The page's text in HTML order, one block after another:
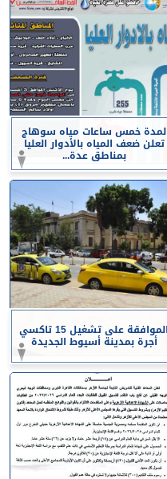
لمدة خمس ساعات مياه سوهاج
تعلن ضعف المياه بالأدوار العليا
بمناطق عدة...
الموافقة على تشغيل 15 تاكسي
أجرة بمدينة أسيوط الجديدة